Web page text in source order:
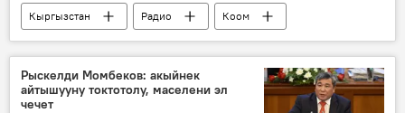
Кыргызстан Радио
Коом
Ибрагим Нуракун уулу
Sputnik Кыргызстан
Рыскелди Момбеков: акыйнек
айтышууну токтотолу, маселени эл
чечет